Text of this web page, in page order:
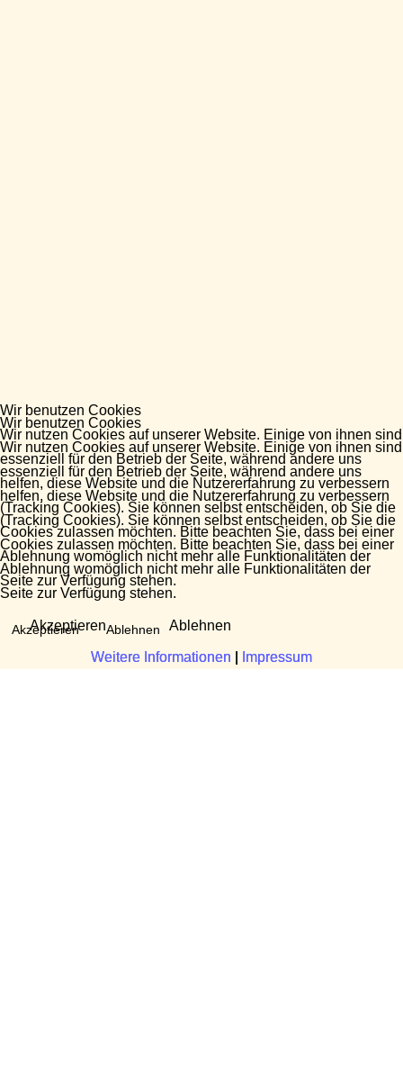
Wir benutzen Cookies
Wir nutzen Cookies auf unserer Website. Einige von ihnen sind
essenziell für den Betrieb der Seite, während andere uns
helfen, diese Website und die Nutzererfahrung zu verbessern
(Tracking Cookies). Sie können selbst entscheiden, ob Sie die
Cookies zulassen möchten. Bitte beachten Sie, dass bei einer
Ablehnung womöglich nicht mehr alle Funktionalitäten der
Seite zur Verfügung stehen.
Akzeptieren Ablehnen
Weitere Informationen Impressum
Wir benutzen Cookies
Wir nutzen Cookies auf unserer Website. Einige von ihnen sind
essenziell für den Betrieb der Seite, während andere uns
helfen, diese Website und die Nutzererfahrung zu verbessern
(Tracking Cookies). Sie können selbst entscheiden, ob Sie die
Cookies zulassen möchten. Bitte beachten Sie, dass bei einer
Ablehnung womöglich nicht mehr alle Funktionalitäten der
Seite zur Verfügung stehen.
Akzeptieren Ablehnen
Weitere Informationen Impressum